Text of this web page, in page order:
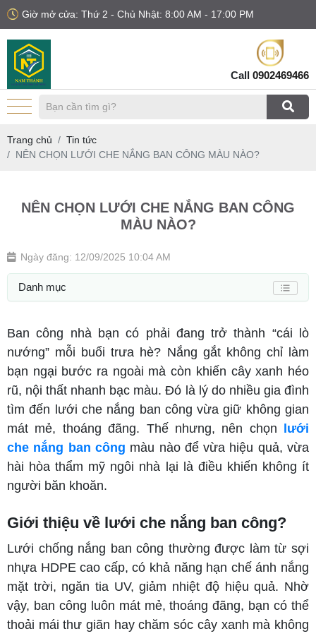
Giờ mở cửa: Thứ 2 - Chủ Nhật: 8:00 AM - 17:00 PM
Call 0902469466
Trang chủ
Tin tức
NÊN CHỌN LƯỚI CHE NẮNG BAN CÔNG MÀU NÀO?
NÊN CHỌN LƯỚI CHE NẮNG BAN CÔNG
MÀU NÀO?
Ngày đăng: 12/09/2025 10:04 AM
Danh mục
Ban công nhà bạn có phải đang trở thành “cái lò
nướng” mỗi buổi trưa hè? Nắng gắt không chỉ làm
bạn ngại bước ra ngoài mà còn khiến cây xanh héo
rũ, nội thất nhanh bạc màu. Đó là lý do nhiều gia đình
tìm đến lưới che nắng ban công vừa giữ không gian
mát mẻ, thoáng đãng. Thế nhưng, nên chọn
lưới
che nắng ban công màu nào để vừa hiệu quả, vừa
hài hòa thẩm mỹ ngôi nhà lại là điều khiến không ít
người băn khoăn.
Giới thiệu về lưới che nắng ban công?
Lưới chống nắng ban công thường được làm từ sợi
nhựa HDPE cao cấp, có khả năng hạn chế ánh nắng
mặt trời, ngăn tia UV, giảm nhiệt độ hiệu quả. Nhờ
vậy, ban công luôn mát mẻ, thoáng đãng, bạn có thể
thoải mái thư giãn hay chăm sóc cây xanh mà không